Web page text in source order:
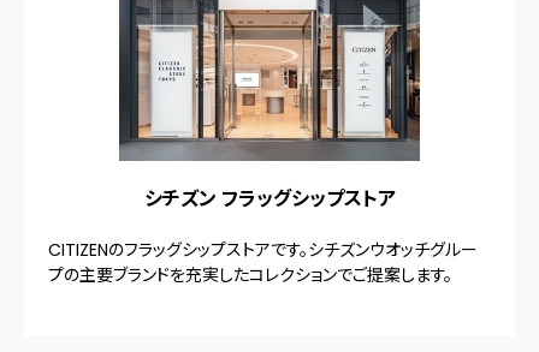
シチズン フラッグシップストア
CITIZENのフラッグシップストアです。シチズンウオッチグルー
プの主要ブランドを充実したコレクションでご提案します。